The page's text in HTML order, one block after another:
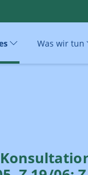
Was wir tun